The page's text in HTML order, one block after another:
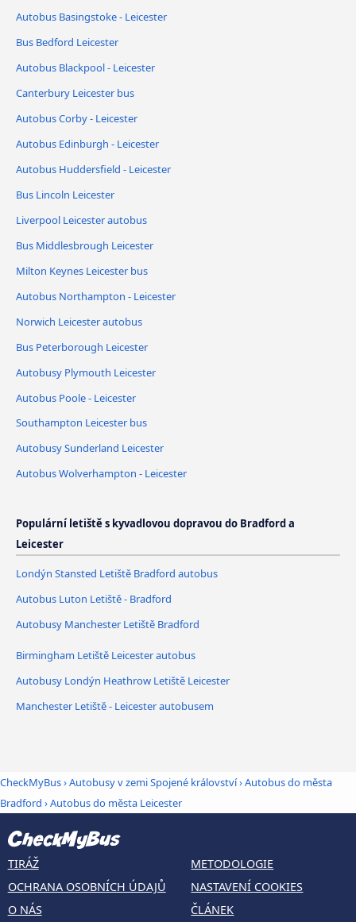
Autobus Basingstoke - Leicester
Bus Bedford Leicester
Autobus Blackpool - Leicester
Canterbury Leicester bus
Autobus Corby - Leicester
Autobus Edinburgh - Leicester
Autobus Huddersfield - Leicester
Bus Lincoln Leicester
Liverpool Leicester autobus
Bus Middlesbrough Leicester
Milton Keynes Leicester bus
Autobus Northampton - Leicester
Norwich Leicester autobus
Bus Peterborough Leicester
Autobusy Plymouth Leicester
Autobus Poole - Leicester
Southampton Leicester bus
Autobusy Sunderland Leicester
Autobus Wolverhampton - Leicester
Populární letiště s kyvadlovou dopravou do Bradford a
Leicester
Londýn Stansted Letiště Bradford autobus
Autobus Luton Letiště - Bradford
Autobusy Manchester Letiště Bradford
Birmingham Letiště Leicester autobus
Autobusy Londýn Heathrow Letiště Leicester
Manchester Letiště - Leicester autobusem
CheckMyBus›Autobusy v zemi Spojené království›Autobus do města
Bradford ›Autobus do města Leicester
TIRÁŽ
OCHRANA OSOBNÍCH ÚDAJŮ
O NÁS
METODOLOGIE
NASTAVENÍ COOKIES
ČLÁNEK